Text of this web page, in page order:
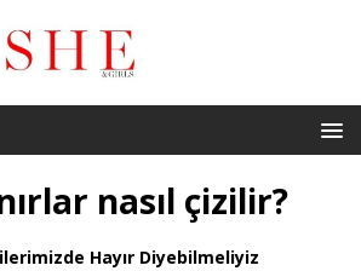
nasıl çizilir?
Hayır Diyebilmeliyiz